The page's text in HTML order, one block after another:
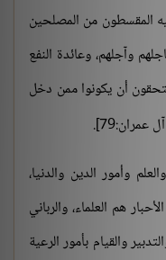
المقسطون من المصلحين
وآجلهم، وعائدة النفع
أن يكونوا ممن دخل
عمران:79].
وأمور الدين والدنيا،
هم العلماء، والرباني
والقيام بأمور الرعية